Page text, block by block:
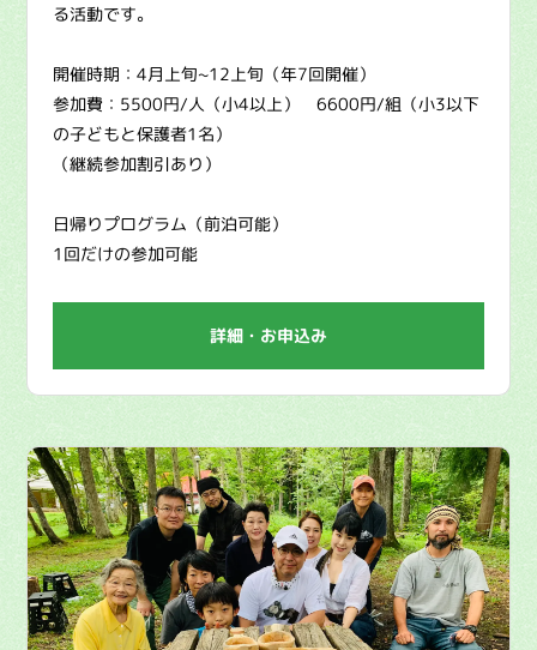
る活動です。
開催時期：4月上旬~12上旬（年7回開催）
参加費：5500円/人（小4以上） 6600円/組（小3以下
の子どもと保護者1名）
（継続参加割引あり）
日帰りプログラム（前泊可能）
1回だけの参加可能
詳細・お申込み